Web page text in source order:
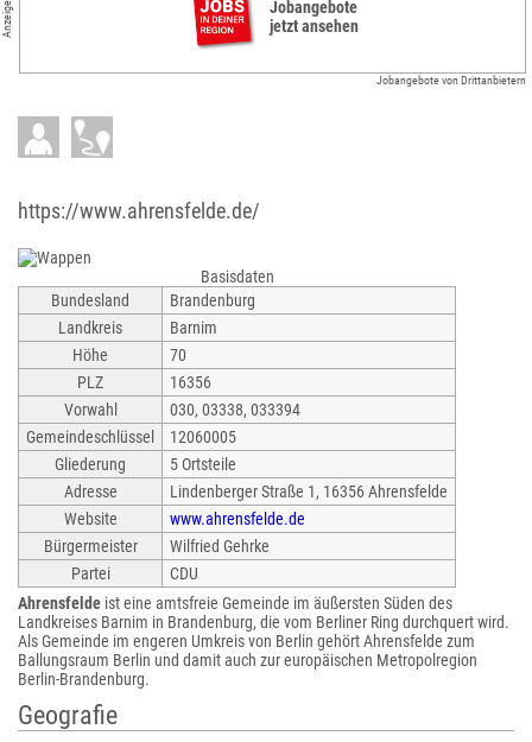
Anzeigen
Jobangebote
jetzt ansehen
Jobangebote von Drittanbietern
https://www.ahrensfelde.de/
Basisdaten
Bundesland
Brandenburg
Landkreis
Barnim
Höhe
70
PLZ
16356
Vorwahl
030, 03338, 033394
Gemeindeschlüssel
12060005
Gliederung
5 Ortsteile
Adresse
Lindenberger Straße 1, 16356 Ahrensfelde
Website
www.ahrensfelde.de
Bürgermeister
Wilfried Gehrke
Partei
CDU
Ahrensfelde ist eine amtsfreie Gemeinde im äußersten Süden des
Landkreises Barnim in Brandenburg, die vom Berliner Ring durchquert wird.
Als Gemeinde im engeren Umkreis von Berlin gehört Ahrensfelde zum
Ballungsraum Berlin und damit auch zur europäischen Metropolregion
Berlin-Brandenburg.
Geografie